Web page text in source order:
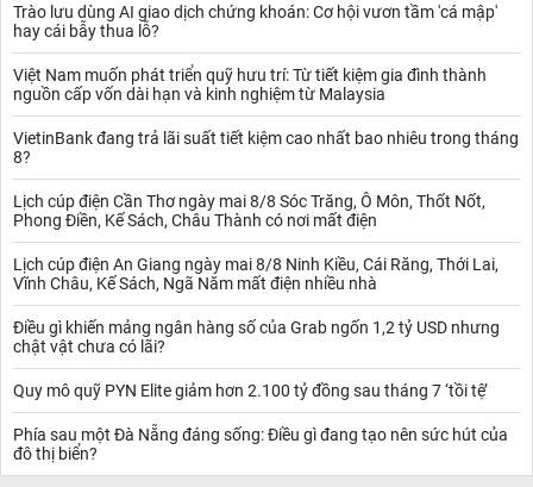
Trào lưu dùng AI giao dịch chứng khoán: Cơ hội vươn tầm 'cá mập'
hay cái bẫy thua lỗ?
Việt Nam muốn phát triển quỹ hưu trí: Từ tiết kiệm gia đình thành
nguồn cấp vốn dài hạn và kinh nghiệm từ Malaysia
VietinBank đang trả lãi suất tiết kiệm cao nhất bao nhiêu trong tháng
8?
Lịch cúp điện Cần Thơ ngày mai 8/8 Sóc Trăng, Ô Môn, Thốt Nốt,
Phong Điền, Kế Sách, Châu Thành có nơi mất điện
Lịch cúp điện An Giang ngày mai 8/8 Ninh Kiều, Cái Răng, Thới Lai,
Vĩnh Châu, Kế Sách, Ngã Năm mất điện nhiều nhà
Điều gì khiến mảng ngân hàng số của Grab ngốn 1,2 tỷ USD nhưng
chật vật chưa có lãi?
Quy mô quỹ PYN Elite giảm hơn 2.100 tỷ đồng sau tháng 7 ‘tồi tệ’
Phía sau một Đà Nẵng đáng sống: Điều gì đang tạo nên sức hút của
đô thị biển?